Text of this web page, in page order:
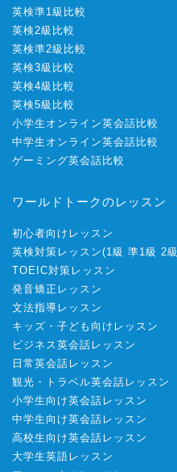
英検準1級比較
英検2級比較
英検準2級比較
英検3級比較
英検4級比較
英検5級比較
小学生オンライン英会話比較
中学生オンライン英会話比較
ゲーミング英会話比較
ワールドトークのレッスン
初心者向けレッスン
英検対策レッスン(1級 準1級 2級
TOEIC対策レッスン
発音矯正レッスン
文法指導レッスン
キッズ・子ども向けレッスン
ビジネス英会話レッスン
日常英会話レッスン
観光・トラベル英会話レッスン
小学生向け英会話レッスン
中学生向け英会話レッスン
高校生向け英会話レッスン
大学生英語レッスン